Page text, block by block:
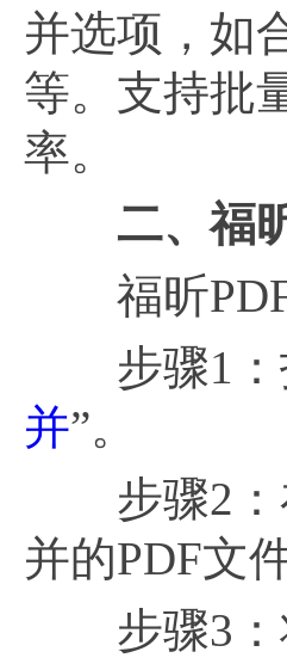
并选项，如
等。支持批
率。
二、福
福昕
步骤1：
并”。
步骤2：在
并的PDF文件
步骤3：将